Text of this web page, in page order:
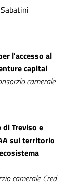
l'accesso al
capital
camerale
Treviso e
sul territorio
camerale Cred